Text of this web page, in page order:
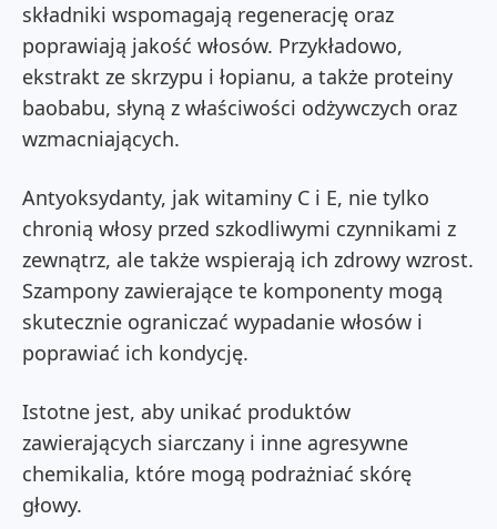
składniki wspomagają regenerację oraz
poprawiają jakość włosów. Przykładowo,
ekstrakt ze skrzypu i łopianu, a także proteiny
baobabu, słyną z właściwości odżywczych oraz
wzmacniających.
Antyoksydanty, jak witaminy C i E, nie tylko
chronią włosy przed szkodliwymi czynnikami z
zewnątrz, ale także wspierają ich zdrowy wzrost.
Szampony zawierające te komponenty mogą
skutecznie ograniczać wypadanie włosów i
poprawiać ich kondycję.
Istotne jest, aby unikać produktów
zawierających siarczany i inne agresywne
chemikalia, które mogą podrażniać skórę
głowy.